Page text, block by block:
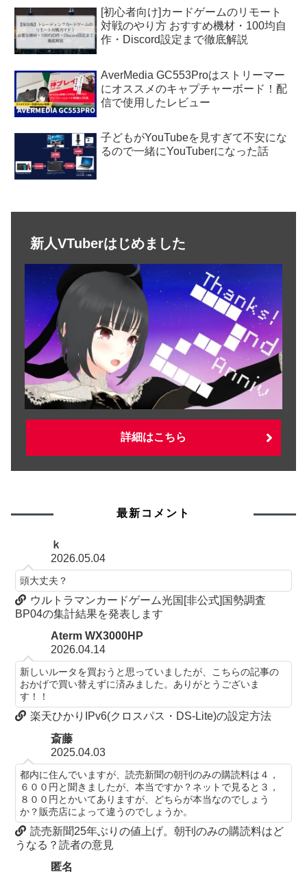
[初心者向け]カードゲームのリモート
対戦のやり方 おすすめ機材・100均自
作・Discord設定まで徹底解説
AverMedia GC553Proはストリーマー
にオススメのキャプチャーボード！配
信で使用したレビュー
子どもがYouTubeを見すぎて不安にな
るので一緒にYouTuberになった話
新人VTuberはじめました
詳細はこちら
最新コメント
ｋ
2026.05.04
頭大丈夫？
ウルトラマンカードゲーム光国[非公式]国勢調査
BP04の集計結果を発表します
Aterm WX3000HP
2026.04.14
新しいルータを買おうと思っていましたが、こちらの記事の
おかげで買い替えずに済みました。ありがとうございま
す！！
楽天ひかりIPv6(クロスパス・DS-Lite)の設定方法
斎藤
2025.04.03
都内に住んでいますが、読売新聞の朝刊のみの購読料は４，
６００円と聞きましたが、本当ですか？ネットで見ると３，
８００円とかいてありますが、どちらが本当なのでしょう
か？販売店によって違うのでしょうか。
読売新聞25年ぶりの値上げ。朝刊のみの購読料はど
うなる？読者の意見
匿名